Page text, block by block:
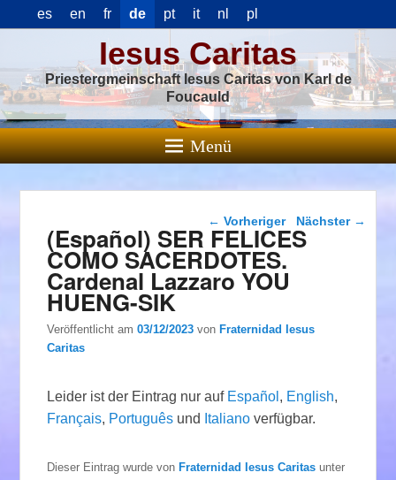
es en fr de pt it nl pl
Iesus Caritas
Priestergmeinschaft Iesus Caritas von Karl de
Foucauld
Menü
Beitragsnavigation
← Vorheriger Nächster →
(Español) SER FELICES
COMO SACERDOTES.
Cardenal Lazzaro YOU
HUENG-SIK
Veröffentlicht am03/12/2023 vonFraternidad Iesus
Caritas
Leider ist der Eintrag nur auf Español , English,
Français, Português und Italiano verfügbar.
Dieser Eintrag wurde vonFraternidad Iesus Caritas unter